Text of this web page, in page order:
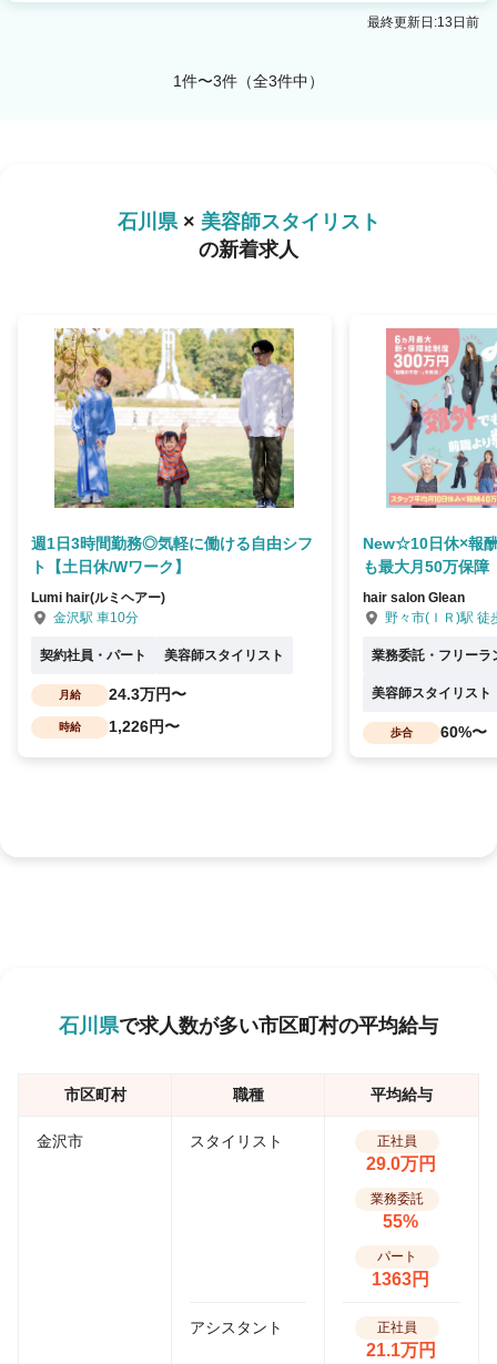
QBハウスイオンもりの里店
最終更新日:13日前
1件〜3件（全3件中）
石川県× 美容師スタイリスト
の新着求人
週1日3時間勤務◎気軽に働ける自由シフ
ト【土日休/Wワーク】
Lumi hair(ルミヘアー)
金沢駅 車10分
契約社員・パート 美容師スタイリスト
月給 24.3万円〜
時給 1,226円〜
New☆10日休×報
も最大月50万保障
hair salon Glean
野々市(ＩＲ)駅 徒
業務委託・フリーラ
美容師スタイリスト
歩合 60%〜
石川県で求人数が多い市区町村の平均給与
市区町村 職種 平均給与
金沢市 スタイリスト 正社員
29.0万円
業務委託
55%
パート
1363円
アシスタント 正社員
21.1万円